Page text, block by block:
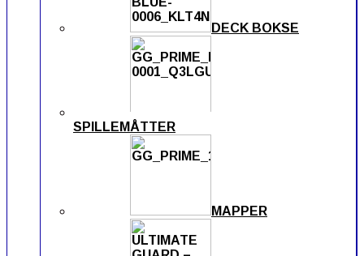
DECK BOKSE
SPILLEMÅTTER
MAPPER